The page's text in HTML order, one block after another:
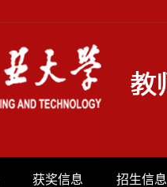
获奖信息 招生信息